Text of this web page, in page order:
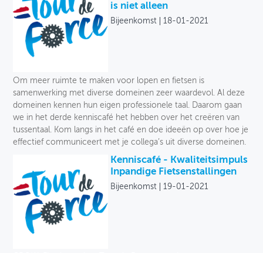
OVER FIETSBERAAD
THEMASITES
GEBRUIKER
is niet alleen
Bijeenkomst 18-01-2021
Om meer ruimte te maken voor lopen en fietsen is
samenwerking met diverse domeinen zeer waardevol. Al deze
domeinen kennen hun eigen professionele taal. Daarom gaan
we in het derde kenniscafé het hebben over het creëren van
tussentaal. Kom langs in het café en doe ideeën op over hoe je
effectief communiceert met je collega’s uit diverse domeinen.
Kenniscafé - Kwaliteitsimpuls
Inpandige Fietsenstallingen
Bijeenkomst 19-01-2021